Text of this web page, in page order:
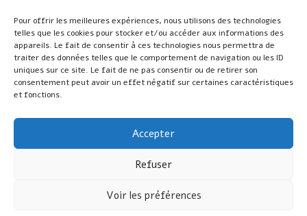
Pour offrir les meilleures expériences, nous utilisons des technologies
telles que les cookies pour stocker et/ou accéder aux informations des
appareils. Le fait de consentir à ces technologies nous permettra de
traiter des données telles que le comportement de navigation ou les ID
uniques sur ce site. Le fait de ne pas consentir ou de retirer son
consentement peut avoir un effet négatif sur certaines caractéristiques
et fonctions.
Accepter
Refuser
Voir les préférences
Lien admin
Mentions légales